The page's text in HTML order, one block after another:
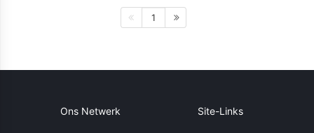
1
Ons Netwerk Site-Links